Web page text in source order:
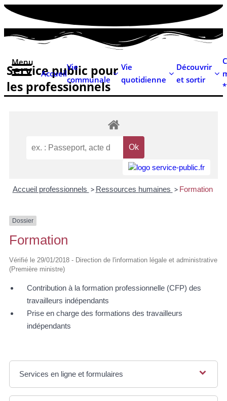
contenu
principal
Menu
Accueil
Vie
communale
Vie
quotidienne
Découvrir
et sortir
Service public pour
les professionnels
Accueil professionnels > Ressources humaines > Formation
Dossier
Formation
Vérifié le 29/01/2018 - Direction de l'information légale et administrative
(Première ministre)
Contribution à la formation professionnelle (CFP) des
travailleurs indépendants
Prise en charge des formations des travailleurs
indépendants
Services en ligne et formulaires